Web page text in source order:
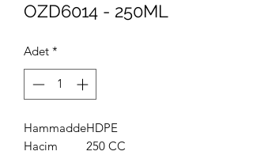
OZD6014 - 250ML
Adet *
HammaddeHDPE
Hacim
250 CC